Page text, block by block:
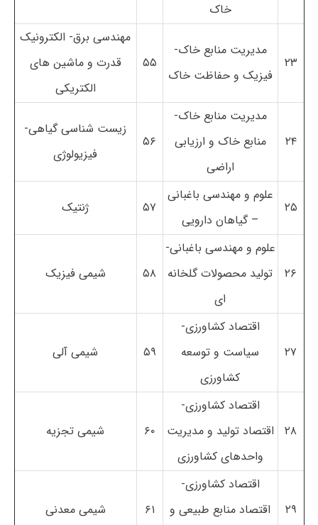
خاک
۲۳
مدیریت منابع خاک-
فیزیک و حفاظت خاک
۵۵
مهندسی برق- الکترونیک
قدرت و ماشین های
الکتریکی
۲۴
مدیریت منابع خاک-
منابع خاک و ارزیابی
اراضی
۵۶
زیست شناسی گیاهی-
فیزیولوژی
۲۵
علوم و مهندسی باغبانی
– گیاهان دارویی
۵۷ ژنتیک
۲۶
علوم و مهندسی باغبانی-
تولید محصولات گلخانه
ای
۵۸ شیمی فیزیک
۲۷
اقتصاد کشاورزی-
سیاست و توسعه
کشاورزی
۵۹ شیمی آلی
۲۸
اقتصاد کشاورزی-
اقتصاد تولید و مدیریت
واحدهای کشاورزی
۶۰ شیمی تجزیه
۲۹
اقتصاد کشاورزی-
اقتصاد منابع طبیعی و
۶۱ شیمی معدنی